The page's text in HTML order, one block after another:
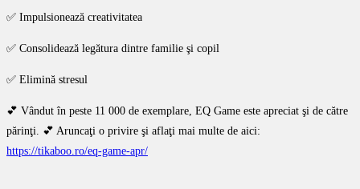
✅ Impulsionează creativitatea
✅ Consolidează legătura dintre familie şi copil
✅ Elimină stresul
💕 Vândut în peste 11 000 de exemplare, EQ Game este apreciat şi de către
părinţi. 💕 Aruncaţi o privire şi aflaţi mai multe de aici:
https://tikaboo.ro/eq-game-apr/